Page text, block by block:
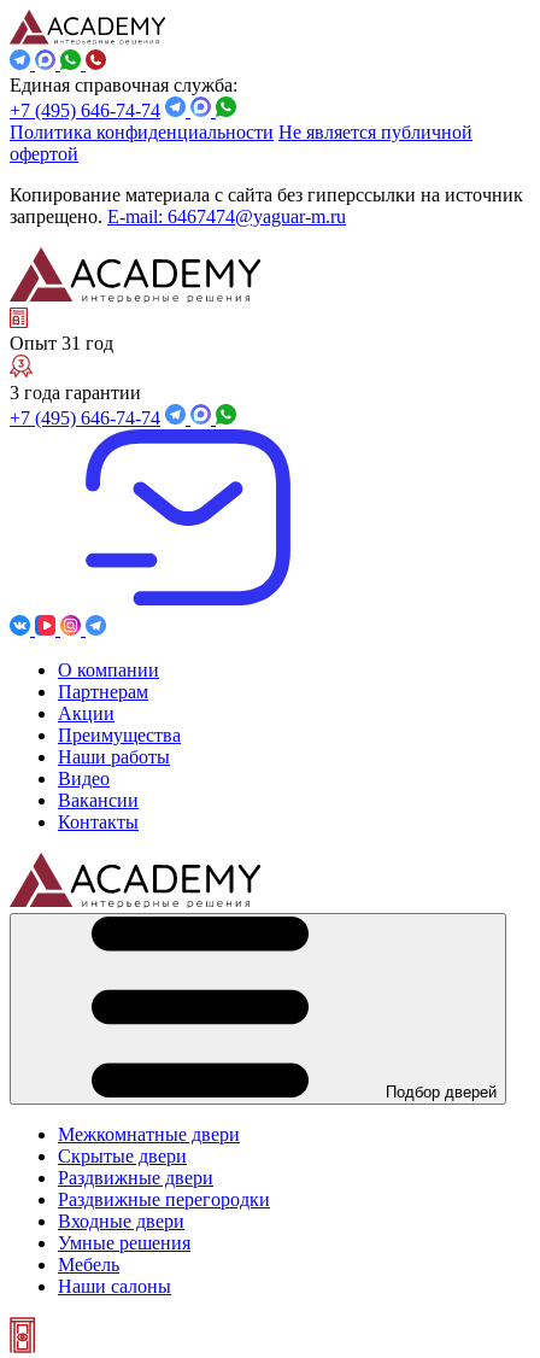
Единая справочная служба:
+7 (495) 646-74-74
Политика конфиденциальности Не является публичной
офертой
Копирование материала с сайта без гиперссылки на источник
запрещено. E-mail: 6467474@yaguar-m.ru
Опыт 31 год
3 года гарантии
+7 (495) 646-74-74
О компании
Партнерам
Акции
Преимущества
Наши работы
Видео
Вакансии
Контакты
Подбор дверей
Межкомнатные двери
Скрытые двери
Раздвижные двери
Раздвижные перегородки
Входные двери
Умные решения
Мебель
Наши салоны